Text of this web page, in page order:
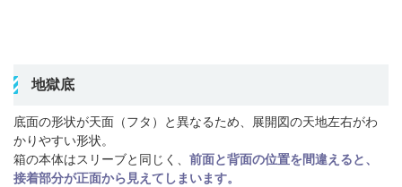
地獄底
底面の形状が天面（フタ）と異なるため、展開図の天地左右がわ
かりやすい形状。
箱の本体はスリーブと同じく、 前面と背面の位置を間違えると、
接着部分が正面から見えてしまいます。